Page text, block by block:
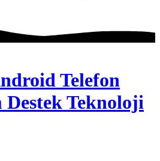
Telefon
Destek Teknoloji